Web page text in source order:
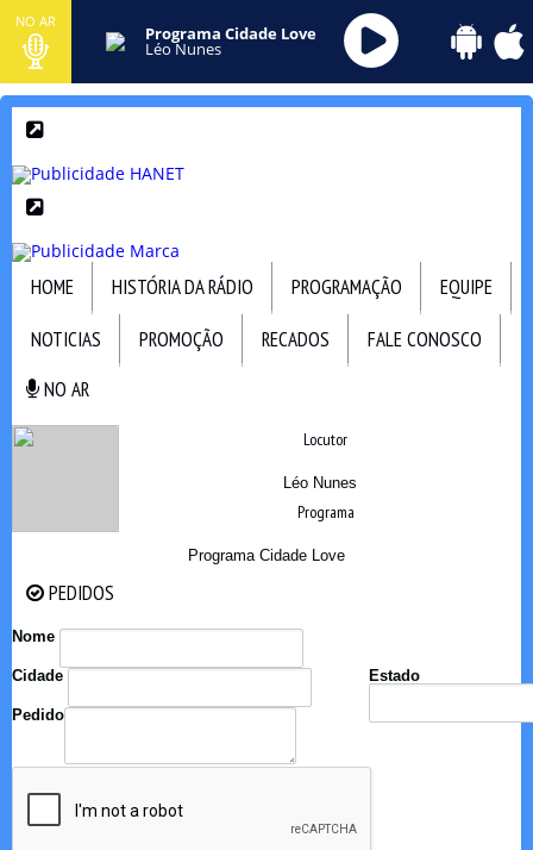
NO AR
Programa Cidade Love
Léo Nunes
HOME HISTÓRIA DA RÁDIO PROGRAMAÇÃO
EQUIPE
NOTICIAS
PROMOÇÃO RECADOS
FALE CONOSCO
NO AR
Locutor
Léo Nunes
Programa
Programa Cidade Love
PEDIDOS
Nome
Cidade Estado
Pedido